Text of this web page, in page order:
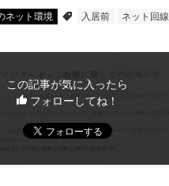
ネット環境 入居前 ネット回線
この記事が気に入ったら
フォローしてね！